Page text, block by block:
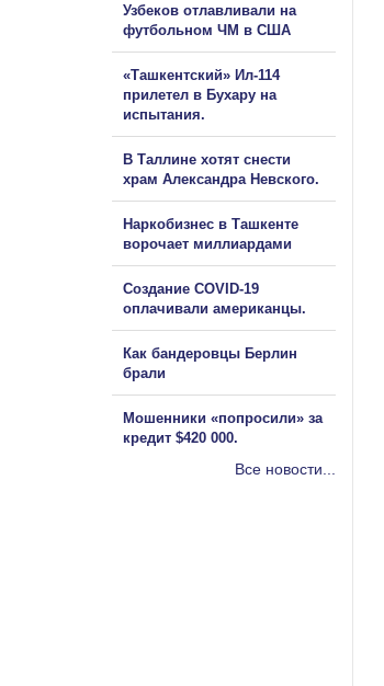
Узбеков отлавливали на
футбольном ЧМ в США
«Ташкентский» Ил-114
прилетел в Бухару на
испытания.
В Таллине хотят снести
храм Александра Невского.
Наркобизнес в Ташкенте
ворочает миллиардами
Создание COVID-19
оплачивали американцы.
Как бандеровцы Берлин
брали
Мошенники «попросили» за
кредит $420 000.
Все новости...